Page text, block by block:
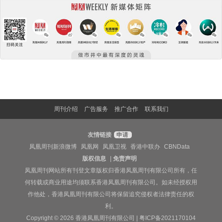
周刊介绍 广告服务 推广合作 联系我们
友情链接 申请
凤凰周刊新浪微博
凤凰网 凤凰卫视 香港中联办
CBNData
版权信息
|免责声明
凤凰周刊网站所有刊登文章版权归香港凤凰周刊有限公司所有，任
何转载或商业用途均须联系香港凤凰周刊有限公司。如未经授权用
作他处，香港凤凰周刊有限公司将保留追究侵权者法律责任的权
利。
Copyright © 2026 香港凤凰周刊有限公司 | 粤ICP备2021170104